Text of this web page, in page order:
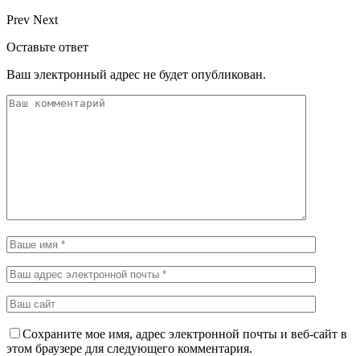
Prev Next
Оставьте ответ
Ваш электронный адрес не будет опубликован.
Сохраните мое имя, адрес электронной почты и веб-сайт в
этом браузере для следующего комментария.